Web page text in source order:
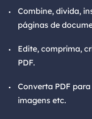
Combine, divida,
páginas de
Edite, comprima,
PDF.
Converta PDF
imagens etc.